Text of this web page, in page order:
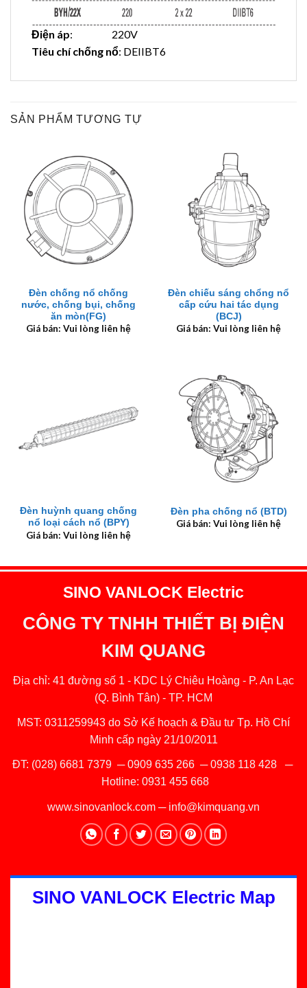
Điện áp: 220V
Tiêu chí chống nổ: DEIIBT6
SẢN PHẨM TƯƠNG TỰ
Đèn chống nổ chống
nước, chống bụi, chống
ăn mòn(FG)
Giá bán: Vui lòng liên hệ
Đèn chiếu sáng chổng nổ
cấp cứu hai tác dụng
(BCJ)
Giá bán: Vui lòng liên hệ
Đèn huỳnh quang chống
nổ loại cách nổ (BPY)
Giá bán: Vui lòng liên hệ
Đèn pha chống nổ (BTD)
Giá bán: Vui lòng liên hệ
SINO VANLOCK Electric
CÔNG TY TNHH THIẾT BỊ ĐIỆN
KIM QUANG
Địa chỉ: 41 đường số 1 - KDC Lý Chiêu Hoàng - P. An Lạc
(Q. Bình Tân) - TP. HCM
MST: 0311259943 do Sở Kế hoạch & Đầu tư Tp. Hồ Chí
Minh cấp ngày 21/10/2011
ĐT: (028) 6681 7379 ─0909 635 266─0938 118 428─
Hotline: 0931 455 668
www.sinovanlock.com ─ info@kimquang.vn
SINO VANLOCK Electric Map